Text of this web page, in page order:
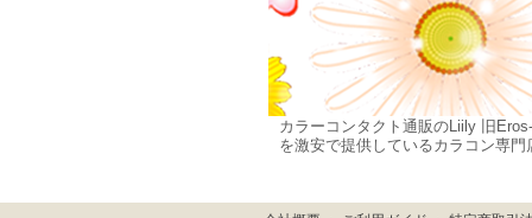
カラーコンタクト通販のLiily 旧
を激安で提供しているカラコン専